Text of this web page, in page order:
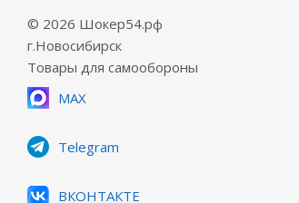
© 2026 Шокер54.рф
г.Новосибирск
Товары для самообороны
MAX
Telegram
ВКОНТАКТЕ